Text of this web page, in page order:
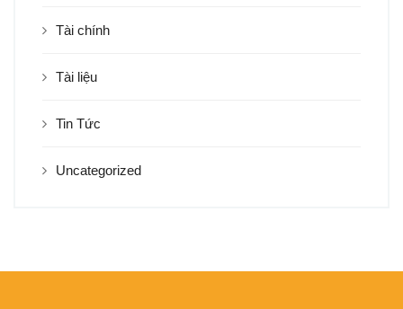
Tài chính
Tài liệu
Tin Tức
Uncategorized